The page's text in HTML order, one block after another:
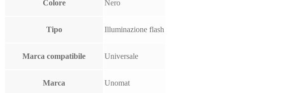
Colore Nero
Tipo Illuminazione flash
Marca compatibile Universale
Marca Unomat